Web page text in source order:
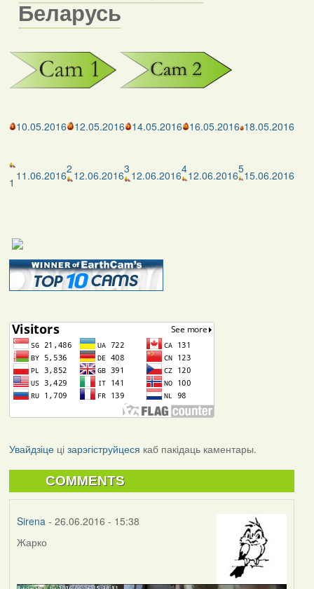
Беларусь
10.05.2016 12.05.2016 14.05.2016 16.05.2016 18.05.2016
1 11.06.20162 12.06.20163 12.06.2016412.06.2016515.06.2016
Увайдзіцеці зарэгіструйцеся каб пакідаць каментары.
COMMENTS
Sirena- 26.06.2016 - 15:38
Жарко